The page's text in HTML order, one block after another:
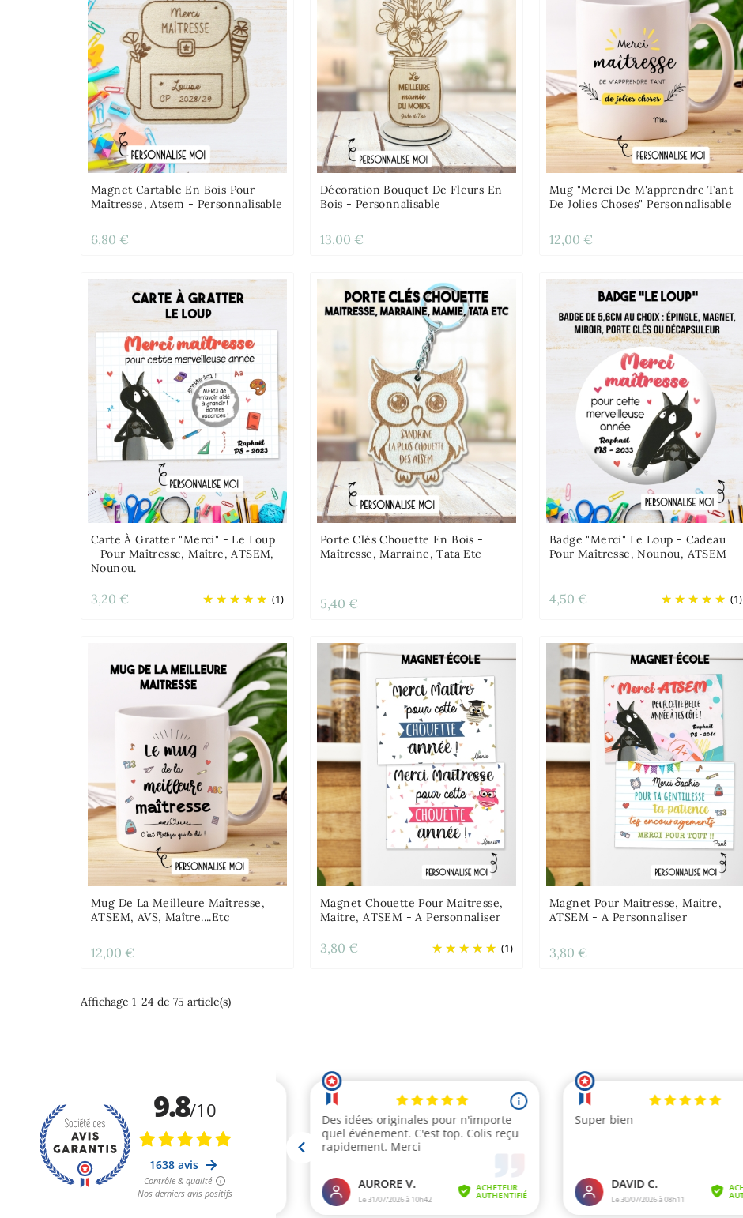
Magnet Cartable En Bois Pour
Maîtresse, Atsem - Personnalisable
6,80 €
Décoration Bouquet De Fleurs En
Bois - Personnalisable
13,00 €
Mug "Merci De M'apprendre Tant
De Jolies Choses" Personnalisable
12,00 €
Carte À Gratter "Merci" - Le Loup
- Pour Maîtresse, Maître, ATSEM,
Nounou.
(1)
3,20 €
Porte Clés Chouette En Bois -
Maîtresse, Marraine, Tata Etc
5,40 €
Badge "Merci" Le Loup - Cadeau
Pour Maîtresse, Nounou, ATSEM
(1)
4,50 €
Mug De La Meilleure Maîtresse,
ATSEM, AVS, Maître....etc
12,00 €
Magnet Chouette Pour Maitresse,
Maitre, ATSEM - A Personnaliser
(1)
3,80 €
Magnet Pour Maitresse, Maitre,
ATSEM - A Personnaliser
3,80 €
Affichage 1-24 de 75 article(s)